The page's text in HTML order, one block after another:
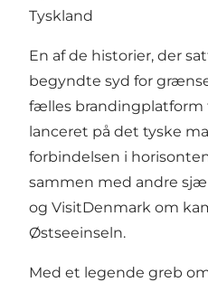
Tyskland
En af de historier, der
begyndte syd for
fælles brandingplatform
lanceret på det tyske
forbindelsen i
sammen med andre
og VisitDenmark om
Østseeinseln.
Med et legende greb